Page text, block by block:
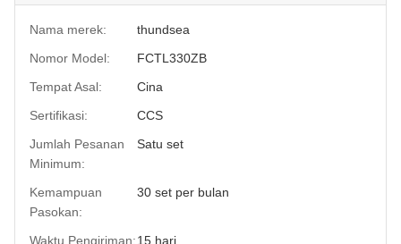
Nama merek:
thundsea
Nomor Model:
FCTL330ZB
Tempat Asal:
Cina
Sertifikasi:
CCS
Jumlah Pesanan
Minimum:
Satu set
Kemampuan
Pasokan:
30 set per bulan
Waktu Pengiriman:15 hari